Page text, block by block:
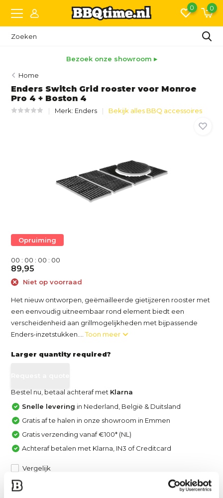
0 0
Bezoek onze showroom ▸
Home
Enders Switch Grid rooster voor Monroe
Pro 4 + Boston 4
Merk: Enders Bekijk alles BBQ accessoires
Opruiming
00 : 00 : 00 : 00
89,95
Niet op voorraad
Het nieuw ontworpen, geëmailleerde gietijzeren rooster met
een eenvoudig uitneembaar rond element biedt een
verscheidenheid aan grillmogelijkheden met bijpassende
Enders-inzetstukken....Toon meer
Larger quantity required?
Bestel nu, betaal achteraf met Klarna
Snelle levering in Nederland, België & Duitsland
Gratis af te halen in onze showroom in Emmen
Gratis verzending vanaf €100* (NL)
Achteraf betalen met Klarna, IN3 of Creditcard
Vergelijk